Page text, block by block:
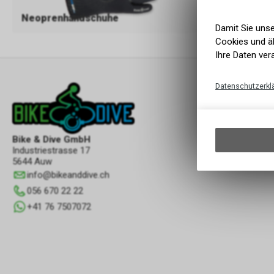
Neoprenhandschuhe
Bike & Dive GmbH
Industriestrasse 17
5644 Auw
info@bikeanddive.ch
056 670 22 22
+41 76 7507072
Damit Sie
Cookies und
Ihre Daten